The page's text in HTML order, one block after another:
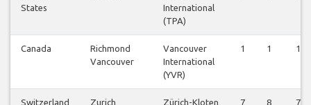
States
International
(TPA)
Canada
Richmond
Vancouver
Vancouver
International
(YVR)
1 1 1
Switzerland Zurich
Zürich-Kloten
7 8 7